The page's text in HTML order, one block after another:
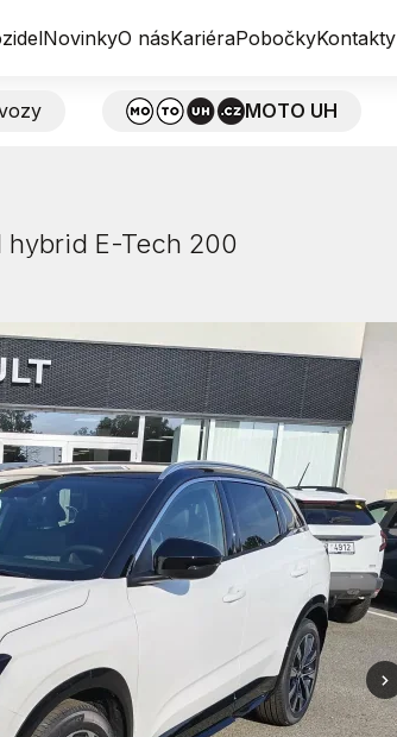
NovinkyO násKariéraPobočkyKontakty
MOTO UH
E-Tech 200